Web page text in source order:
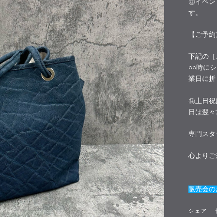
㊟イベ
す。
【ご予
下記の
○○時に
業日に
㊟土日
日は翌
専門ス
心より
販売会
シェア